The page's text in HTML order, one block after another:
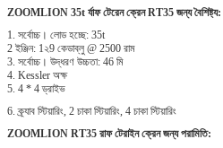
ZOOMLION 35t র্যাফ টেরেন ক্রেন RT35 জন্য বৈশিষ্ট্য:
1. সর্বোচ্চ। লোড হচ্ছে: 35t
2 ইঞ্জিন: 1২9 কেডাব্লু @ 2500 রাম
3. সর্বোচ্চ। উদ্ধরণ উচ্চতা: 46 মি
4. Kessler অক্ষ
5. 4 * 4 ড্রাইভ
6. ক্র্যাব স্টিয়ারিং, 2 চাকা স্টিয়ারিং, 4 চাকা স্টিয়ারিং
ZOOMLION RT35 রাফ টেরাইন ক্রেন জন্য পরামিতি: